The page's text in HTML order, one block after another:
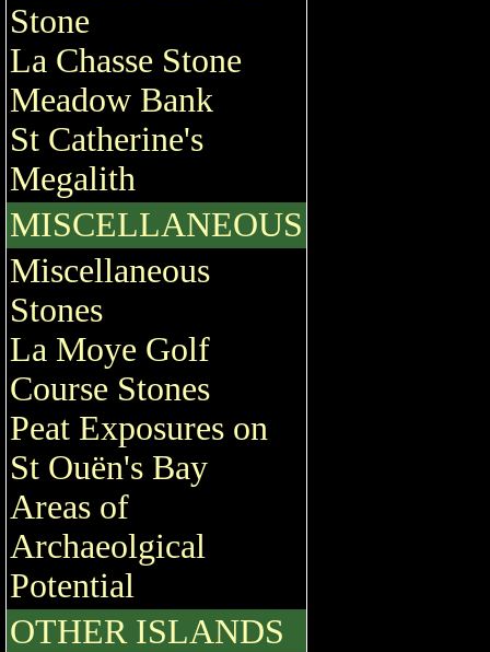
Stone
La Chasse Stone
Meadow Bank
St Catherine's
Megalith
MISCELLANEOUS
Miscellaneous
Stones
La Moye Golf
Course Stones
Peat Exposures on
St Ouën's Bay
Areas of
Archaeolgical
Potential
OTHER ISLANDS